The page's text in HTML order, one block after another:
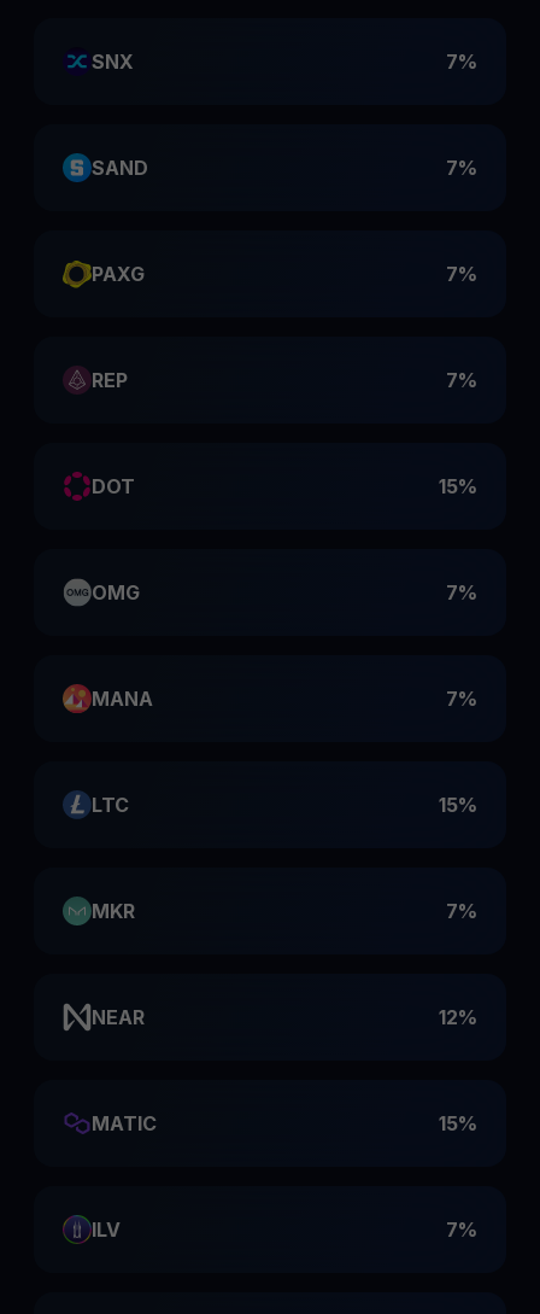
SNX 7%
SAND 7%
PAXG 7%
REP 7%
DOT 15%
OMG 7%
MANA 7%
LTC 15%
MKR 7%
NEAR 12%
MATIC 15%
ILV 7%